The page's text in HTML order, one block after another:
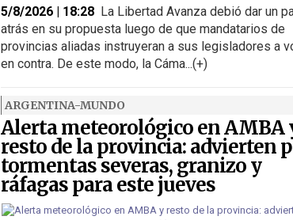
5/8/2026 | 18:28 La Libertad Avanza debió dar un
atrás en su propuesta luego de que mandatarios de
provincias aliadas instruyeran a sus legisladores a
en contra. De este modo, la Cáma...(+)
ARGENTINA-MUNDO
Alerta meteorológico en AMBA
resto de la provincia: advierten
tormentas severas, granizo y
ráfagas para este jueves